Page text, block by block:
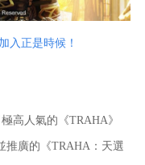
入正是時候！
人氣的《TRAHA》
推廣的《TRAHA：天選